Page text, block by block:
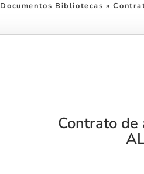
Documentos Bibliotecas »
Contrato